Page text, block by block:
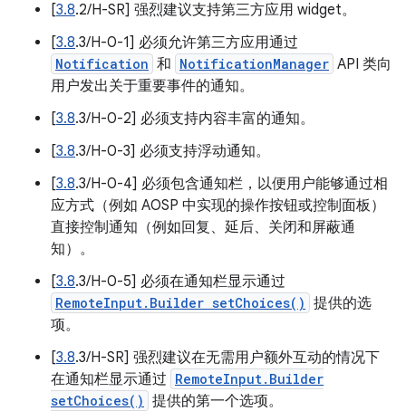
[3.8.2/H-SR] 强烈建议支持第三方应用 widget。
[3.8.3/H-0-1] 必须允许第三方应用通过
Notification 和 NotificationManager API 类向
用户发出关于重要事件的通知。
[3.8.3/H-0-2] 必须支持内容丰富的通知。
[3.8.3/H-0-3] 必须支持浮动通知。
[3.8.3/H-0-4] 必须包含通知栏，以便用户能够通过相
应方式（例如 AOSP 中实现的操作按钮或控制面板）
直接控制通知（例如回复、延后、关闭和屏蔽通
知）。
[3.8.3/H-0-5] 必须在通知栏显示通过
RemoteInput.Builder setChoices() 提供的选
项。
[3.8.3/H-SR] 强烈建议在无需用户额外互动的情况下
在通知栏显示通过 RemoteInput.Builder
setChoices() 提供的第一个选项。